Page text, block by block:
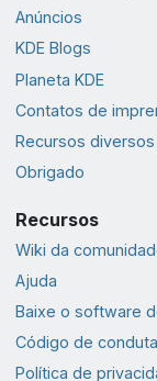
Anúncios
KDE Blogs
Planeta KDE
Contatos de
Recursos diversos
Obrigado
Recursos
Wiki da
Ajuda
Baixe o software
Código de conduta
Política de